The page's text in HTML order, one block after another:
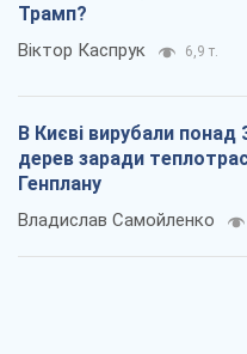
Трамп?
Віктор Каспрук 6,9 т.
В Києві вирубали понад
дерев заради
Генплану
Владислав Самойленко